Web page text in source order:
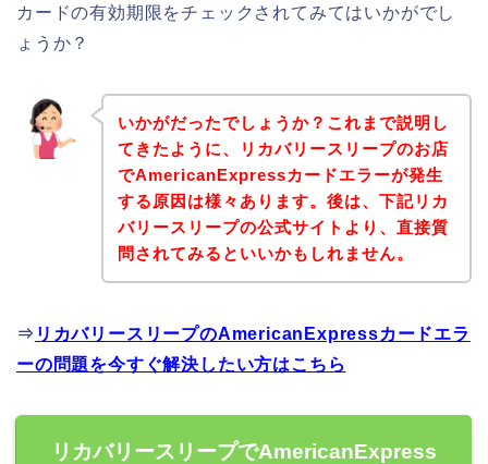
カードの有効期限をチェックされてみてはいかがでし
ょうか？
いかがだったでしょうか？これまで説明し
てきたように、リカバリースリープのお店
でAmericanExpressカードエラーが発生
する原因は様々あります。後は、下記リカ
バリースリープの公式サイトより、直接質
問されてみるといいかもしれません。
⇒ リカバリースリープのAmericanExpressカードエラ
ーの問題を今すぐ解決したい方はこちら
リカバリースリープでAmericanExpress